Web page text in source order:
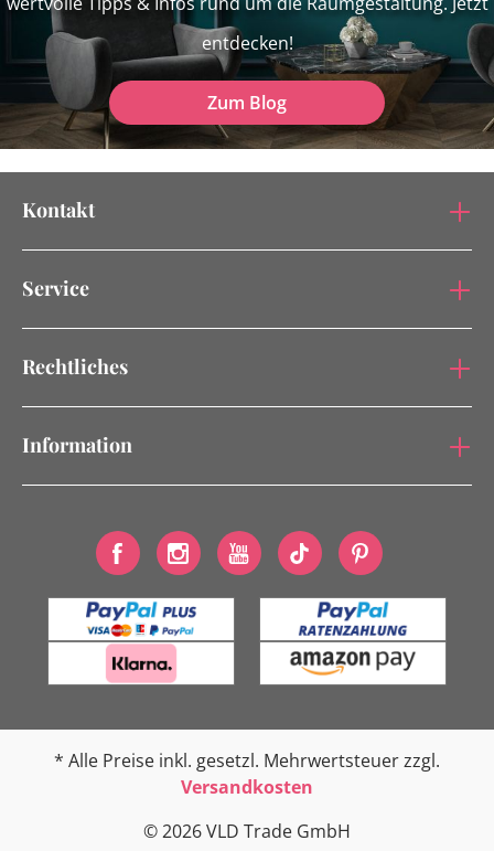
entdecken!
Zum Blog
Kontakt
Service
Rechtliches
Information
* Alle Preise inkl. gesetzl. Mehrwertsteuer zzgl.
Versandkosten
© 2026 VLD Trade GmbH